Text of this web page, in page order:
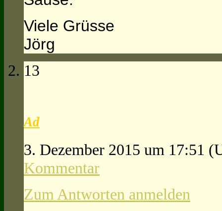
Viele Grüsse
Jörg
13
Ad
3. Dezember 2015 um 17:51
Kommentar
Zum Antworten anmelden